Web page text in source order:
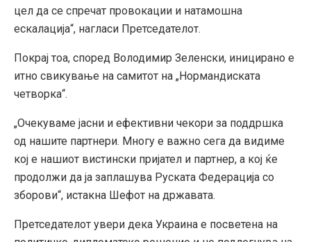
цел да се спречат провокации и натамошна
ескалација“, нагласи Претседателот.
Покрај тоа, според Володимир Зеленски, иницирано е
итно свикување на самитот на „Нормандиската
четворка“.
„Очекуваме јасни и ефективни чекори за поддршка
од нашите партнери. Многу е важно сега да видиме
кој е нашиот вистински пријател и партнер, а кој ќе
продолжи да ја заплашува Руската Федерација со
зборови“, истакна Шефот на државата.
Претседателот увери дека Украина е посветена на